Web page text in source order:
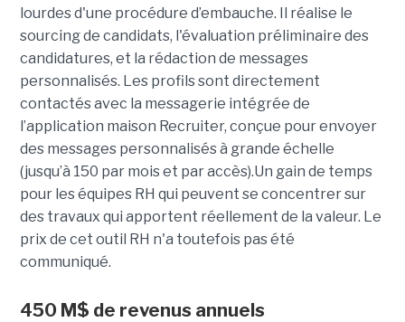
lourdes d'une procédure d’embauche. Il réalise le
sourcing de candidats, l'évaluation préliminaire des
candidatures, et la rédaction de messages
personnalisés. Les profils sont directement
contactés avec la messagerie intégrée de
l’application maison Recruiter, conçue pour envoyer
des messages personnalisés à grande échelle
(jusqu’à 150 par mois et par accès).Un gain de temps
pour les équipes RH qui peuvent se concentrer sur
des travaux qui apportent réellement de la valeur. Le
prix de cet outil RH n'a toutefois pas été
communiqué.
450 M$ de revenus annuels